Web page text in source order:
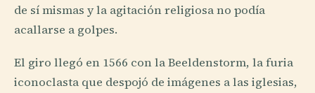
de sí mismas y la agitación religiosa no podía
acallarse a golpes.
El giro llegó en 1566 con la Beeldenstorm, la furia
iconoclasta que despojó de imágenes a las iglesias,